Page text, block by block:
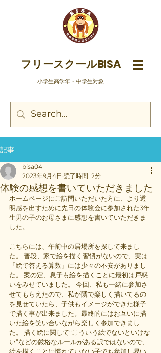
フリースクールBISA
​小学生高学年・中学生対象
記事
体験の感想を書いていただきました
bisa04
2023年9月4日 読了時間: 2分
ホームページにご訪問いただいた方に、より透
明感を出すために先日の体験会に参加された3年
生男の子のお母さまに感想を書いていただきま
した。
こちらには、午前中の居場所を探して来まし
た。 普段、家で絵を描く習慣がないので、実は
「絵で答える算数」には少々の不安がありまし
た。 案の定、息子も絵を描くことに最初は戸惑
いをみせていました。 今回、私も一緒に参加さ
せてもらえたので、私が隣で楽しく描いてるの
を見せていたら、子供もイメージができた様子
で描く事が出来ました。最終的にはお互いに描
いた絵を笑い合いながら楽しく参加できまし
た。 描く絵に関して“こういう絵でないといけな
い”などの厳格なルールがある訳ではないので、